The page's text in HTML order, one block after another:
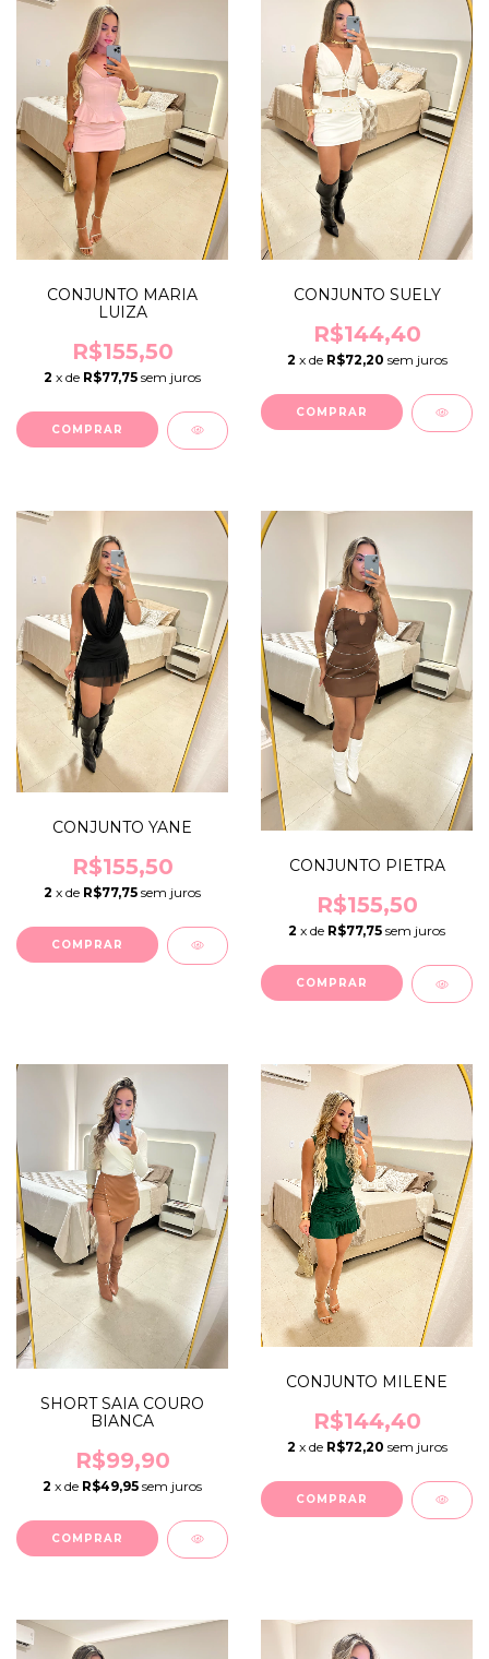
CONJUNTO MARIA
LUIZA
R$155,50
2 x de R$77,75 sem juros
COMPRAR
CONJUNTO SUELY
R$144,40
2 x de R$72,20 sem juros
COMPRAR
CONJUNTO YANE
R$155,50
2 x de R$77,75 sem juros
COMPRAR
CONJUNTO PIETRA
R$155,50
2 x de R$77,75 sem juros
COMPRAR
SHORT SAIA COURO
BIANCA
R$99,90
2 x de R$49,95 sem juros
COMPRAR
CONJUNTO MILENE
R$144,40
2 x de R$72,20 sem juros
COMPRAR